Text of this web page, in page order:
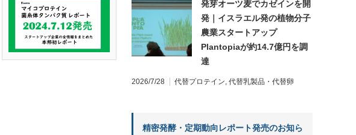
発芽オーツ麦でカゼインを開
発｜イスラエル発の植物分子
農業スタートアップ
Plantopiaが約14.7億円を調
達
2026/7/28 代替プロテイン 代替乳製品・代替卵
精密発酵・定期動向レポート発売のお知ら